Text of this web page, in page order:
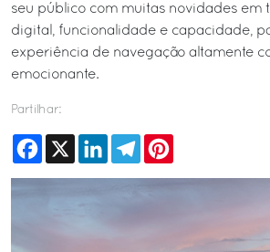
seu público com muitas novidades em
digital, funcionalidade e capacidade,
experiência de navegação altamente
emocionante.
Partilhar:
Facebook
X LinkedInTelegram